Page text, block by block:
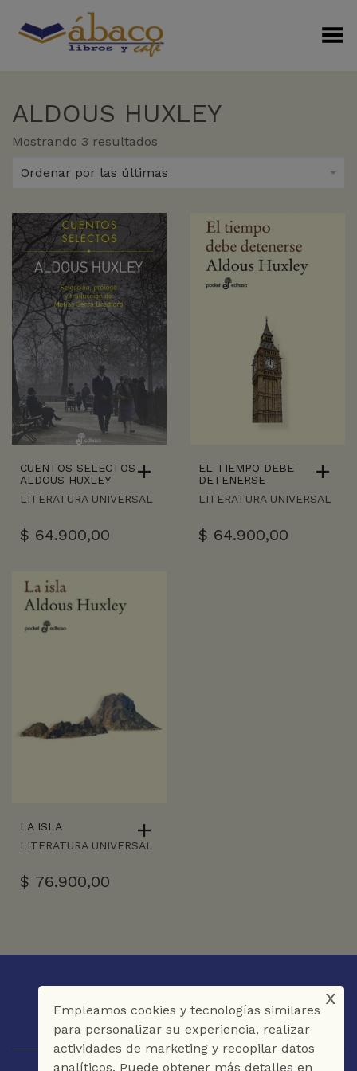
Menú Alterno
ALDOUS HUXLEY
Mostrando 3 resultados
Ordenar por las últimas
CUENTOS SELECTOS
ALDOUS HUXLEY
LITERATURA UNIVERSAL
$ 64.900,00
EL TIEMPO DEBE
DETENERSE
LITERATURA UNIVERSAL
$ 64.900,00
LA ISLA
LITERATURA UNIVERSAL
$ 76.900,00
Empleamos cookies y tecnologías similares
para personalizar su experiencia, realizar
actividades de marketing y recopilar datos
analíticos. Puede obtener más detalles en
x